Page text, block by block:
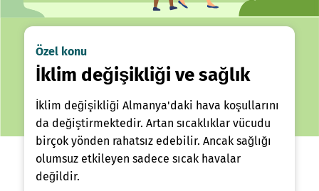
Özel konu
İklim değişikliği ve sağlık
İklim değişikliği Almanya'daki hava koşullarını
da değiştirmektedir. Artan sıcaklıklar vücudu
birçok yönden rahatsız edebilir. Ancak sağlığı
olumsuz etkileyen sadece sıcak havalar
değildir.